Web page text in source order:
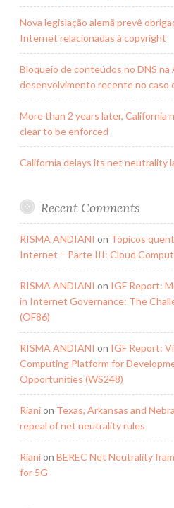
Nova legislação alemã prevê
Internet relacionadas à copyright
Bloqueio de conteúdos no DNS na
desenvolvimento recente no caso
More than 2 years later, California
clear to be enforced
California delays its net neutrality
Recent Comments
RISMA ANDIANI on Tópicos
Internet – Parte III: Cloud
RISMA ANDIANI on IGF Report:
in Internet Governance: The
(OF86)
RISMA ANDIANI on IGF Report:
Computing Platform for
Opportunities (WS248)
Rianion Texas, Arkansas and
repeal of net neutrality rules
Rianion BEREC Net Neutrality
for 5G